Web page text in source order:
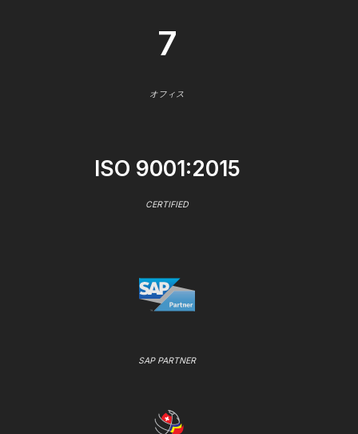
7
オフィス
ISO 9001:2015
CERTIFIED
SAP PARTNER